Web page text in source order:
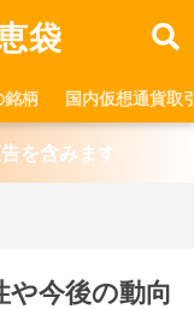
袋
銘柄 国内仮想通貨取
を含みます
や今後の動向